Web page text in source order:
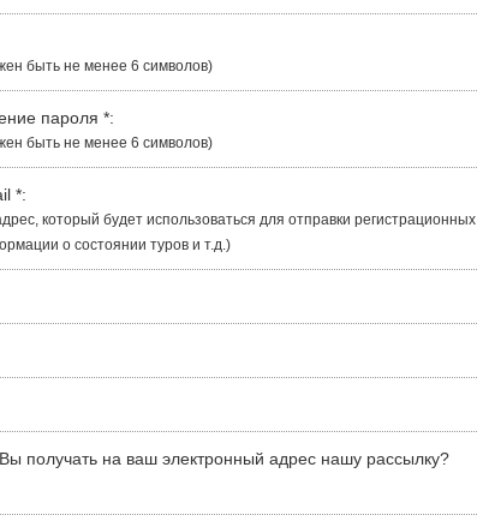
быть не менее 6 символов)
пароля *:
быть не менее 6 символов)
*:
который будет использоваться для отправки регистрационных
о состоянии туров и т.д.)
получать на ваш электронный адрес нашу рассылку?